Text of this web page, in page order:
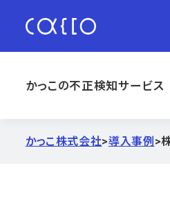
かっこの不正検知サービス
かっこ株式会社>導入事例 >